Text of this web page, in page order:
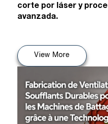
corte por láser y
avanzada.
View More